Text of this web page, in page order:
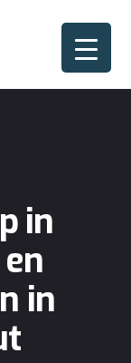
in
in